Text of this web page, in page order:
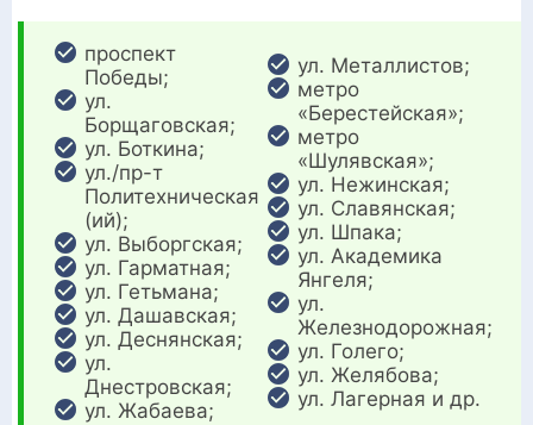
проспект
Победы;
ул.
Борщаговская;
ул. Боткина;
ул./пр-т
Политехническая
(ий);
ул. Выборгская;
ул. Гарматная;
ул. Гетьмана;
ул. Дашавская;
ул. Деснянская;
ул.
Днестровская;
ул. Жабаева;
ул. Металлистов;
метро
«Берестейская»;
метро
«Шулявская»;
ул. Нежинская;
ул. Славянская;
ул. Шпака;
ул. Академика
Янгеля;
ул.
Железнодорожная;
ул. Голего;
ул. Желябова;
ул. Лагерная и др.